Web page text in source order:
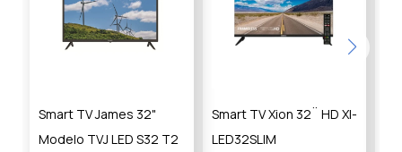
Smart TV James 32"
Modelo TVJ LED S32 T2
Smart TV Xion 32¨ HD XI-
LED32SLIM